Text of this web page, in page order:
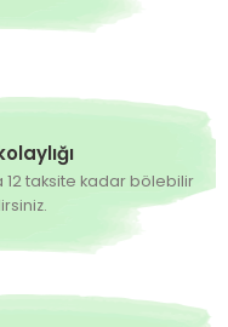
taksite kadar bölebilir